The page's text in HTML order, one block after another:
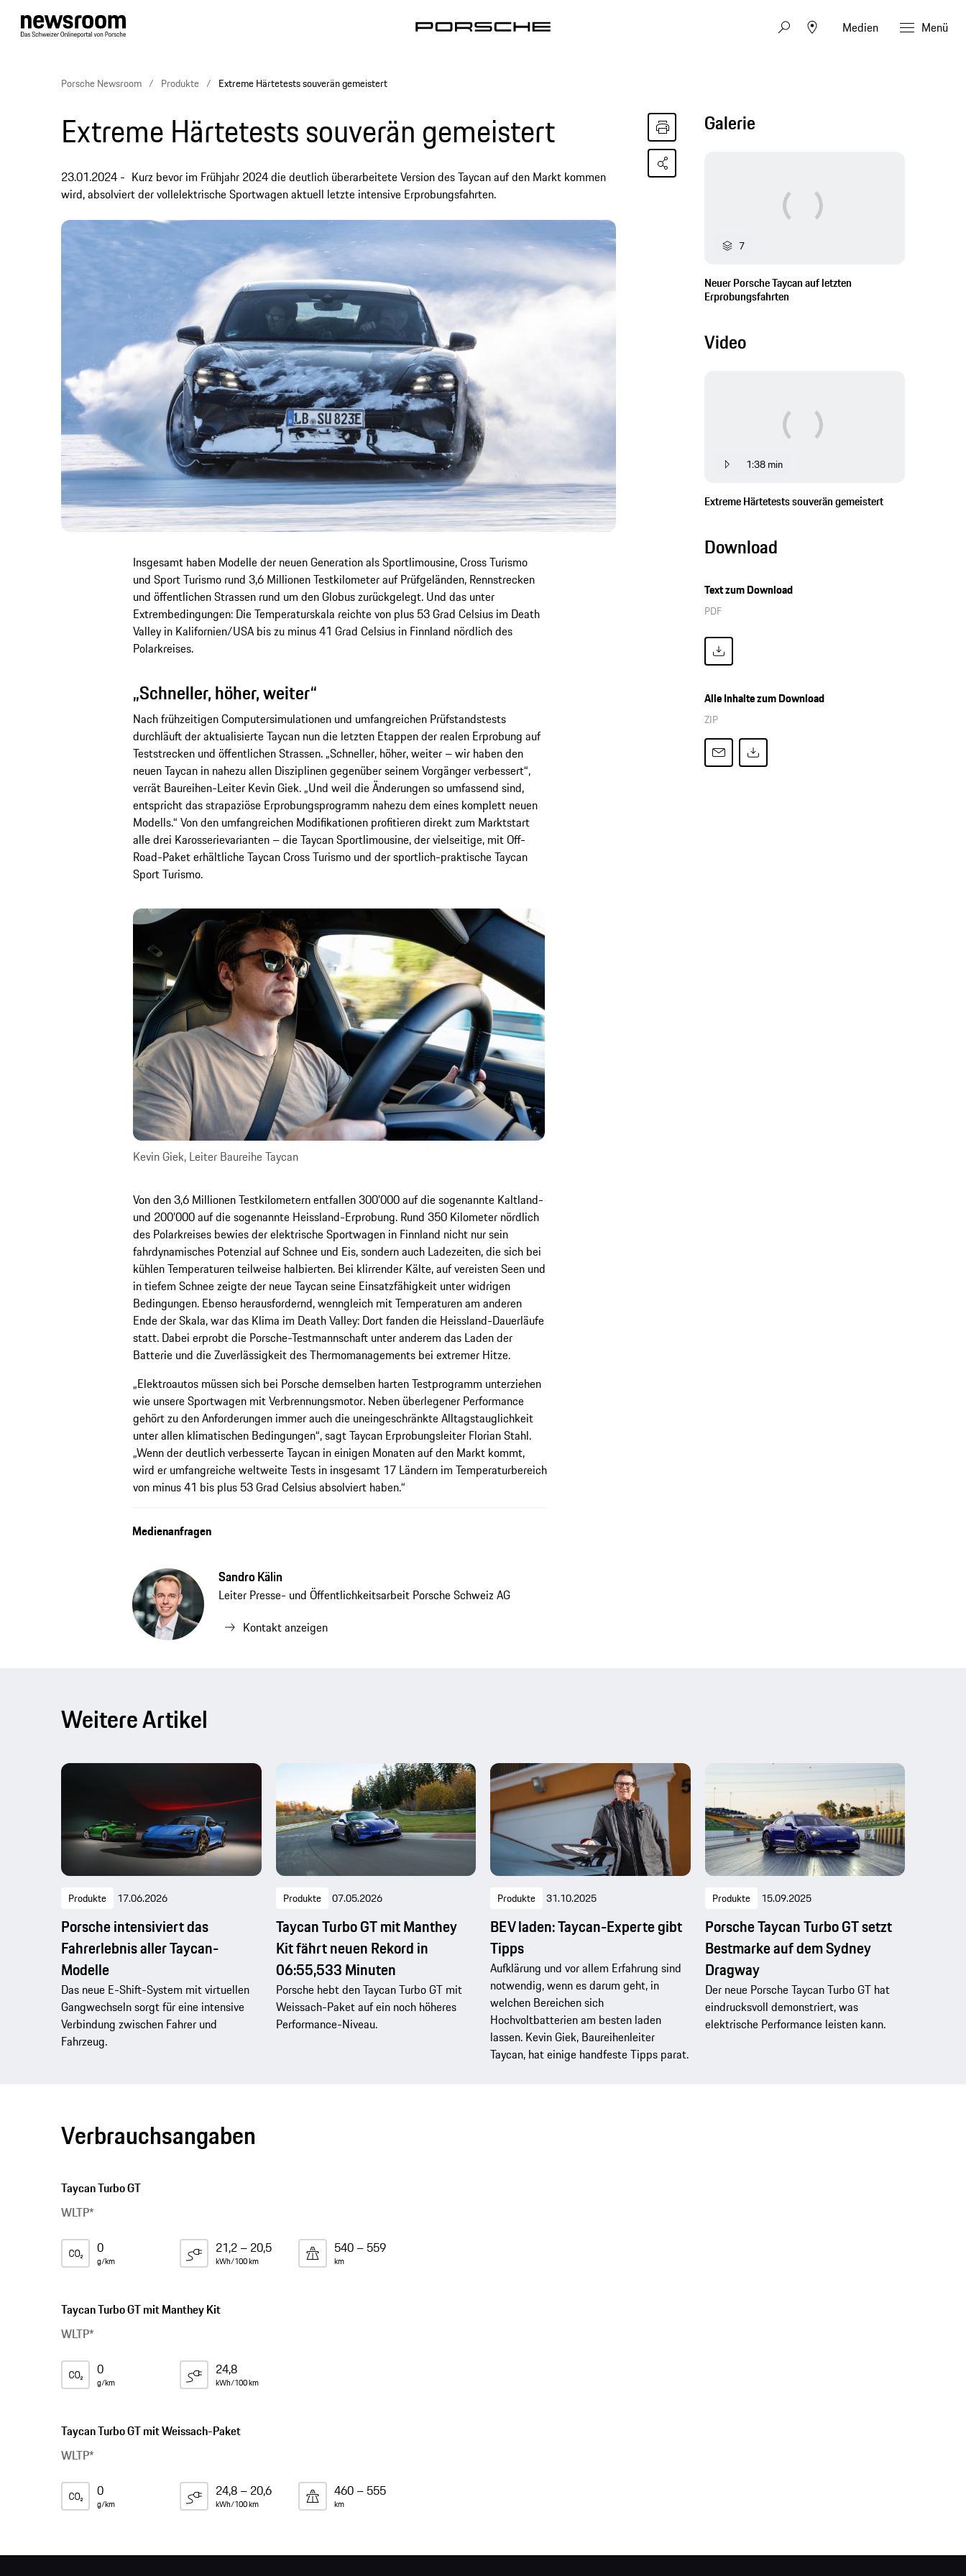
Medien Menü
Porsche Newsroom Produkte Extreme Härtetests souverän gemeistert
Extreme Härtetests souverän gemeistert
23.01.2024
Kurz bevor im Frühjahr 2024 die deutlich überarbeitete Version des Taycan auf den Markt kommen
wird, absolviert der vollelektrische Sportwagen aktuell letzte intensive Erprobungsfahrten.
Insgesamt haben Modelle der neuen Generation als Sportlimousine, Cross Turismo
und Sport Turismo rund 3,6 Millionen Testkilometer auf Prüfgeländen, Rennstrecken
und öffentlichen Strassen rund um den Globus zurückgelegt. Und das unter
Extrembedingungen: Die Temperaturskala reichte von plus 53 Grad Celsius im Death
Valley in Kalifornien/USA bis zu minus 41 Grad Celsius in Finnland nördlich des
Polarkreises.
„Schneller, höher, weiter“
Nach frühzeitigen Computersimulationen und umfangreichen Prüfstandstests
durchläuft der aktualisierte Taycan nun die letzten Etappen der realen Erprobung auf
Teststrecken und öffentlichen Strassen. „Schneller, höher, weiter – wir haben den
neuen Taycan in nahezu allen Disziplinen gegenüber seinem Vorgänger verbessert“,
verrät Baureihen-Leiter Kevin Giek. „Und weil die Änderungen so umfassend sind,
entspricht das strapaziöse Erprobungsprogramm nahezu dem eines komplett neuen
Modells.“ Von den umfangreichen Modifikationen profitieren direkt zum Marktstart
alle drei Karosserievarianten – die Taycan Sportlimousine, der vielseitige, mit Off-
Road-Paket erhältliche Taycan Cross Turismo und der sportlich-praktische Taycan
Sport Turismo.
Kevin Giek, Leiter Baureihe Taycan
Von den 3,6 Millionen Testkilometern entfallen 300’000 auf die sogenannte Kaltland-
und 200’000 auf die sogenannte Heissland-Erprobung. Rund 350 Kilometer nördlich
des Polarkreises bewies der elektrische Sportwagen in Finnland nicht nur sein
fahrdynamisches Potenzial auf Schnee und Eis, sondern auch Ladezeiten, die sich bei
kühlen Temperaturen teilweise halbierten. Bei klirrender Kälte, auf vereisten Seen und
in tiefem Schnee zeigte der neue Taycan seine Einsatzfähigkeit unter widrigen
Bedingungen. Ebenso herausfordernd, wenngleich mit Temperaturen am anderen
Ende der Skala, war das Klima im Death Valley: Dort fanden die Heissland-Dauerläufe
statt. Dabei erprobt die Porsche-Testmannschaft unter anderem das Laden der
Batterie und die Zuverlässigkeit des Thermomanagements bei extremer Hitze.
„Elektroautos müssen sich bei Porsche demselben harten Testprogramm unterziehen
wie unsere Sportwagen mit Verbrennungsmotor. Neben überlegener Performance
gehört zu den Anforderungen immer auch die uneingeschränkte Alltagstauglichkeit
unter allen klimatischen Bedingungen“, sagt Taycan Erprobungsleiter Florian Stahl.
„Wenn der deutlich verbesserte Taycan in einigen Monaten auf den Markt kommt,
wird er umfangreiche weltweite Tests in insgesamt 17 Ländern im Temperaturbereich
von minus 41 bis plus 53 Grad Celsius absolviert haben.“
Galerie
7
Neuer Porsche Taycan auf letzten
Erprobungsfahrten
Video
1:38 min
Extreme Härtetests souverän gemeistert
Download
Text zum Download
PDF
Alle Inhalte zum Download
ZIP
Medienanfragen
Sandro Kälin
Leiter Presse- und Öffentlichkeitsarbeit Porsche Schweiz AG
Kontakt anzeigen
Weitere Artikel
Produkte 17.06.2026
Porsche intensiviert das
Fahrerlebnis aller Taycan-
Modelle
Das neue E-Shift-System mit virtuellen
Gangwechseln sorgt für eine intensive
Verbindung zwischen Fahrer und
Fahrzeug.
Produkte 07.05.2026
Taycan Turbo GT mit Manthey
Kit fährt neuen Rekord in
06:55,533 Minuten
Porsche hebt den Taycan Turbo GT mit
Weissach-Paket auf ein noch höheres
Performance-Niveau.
Produkte 31.10.2025
BEV laden: Taycan-Experte gibt
Tipps
Aufklärung und vor allem Erfahrung sind
notwendig, wenn es darum geht, in
welchen Bereichen sich
Hochvoltbatterien am besten laden
lassen. Kevin Giek, Baureihenleiter
Taycan, hat einige handfeste Tipps parat.
Produkte 15.09.2025
Porsche Taycan Turbo GT setzt
Bestmarke auf dem Sydney
Dragway
Der neue Porsche Taycan Turbo GT hat
eindrucksvoll demonstriert, was
elektrische Performance leisten kann.
Verbrauchsangaben
Taycan Turbo GT
WLTP*
0
g/km
21,2 – 20,5
kWh/100 km
540 – 559
km
Taycan Turbo GT mit Manthey Kit
WLTP*
0
g/km
24,8
kWh/100 km
Taycan Turbo GT mit Weissach-Paket
WLTP*
0
g/km
24,8 – 20,6
kWh/100 km
460 – 555
km